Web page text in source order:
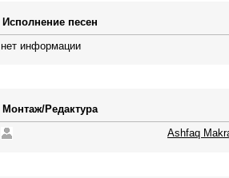
Исполнение песен
нет информации
Монтаж/Редактура
Ashfaq